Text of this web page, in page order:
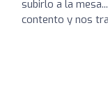
subirlo a la
contento y nos